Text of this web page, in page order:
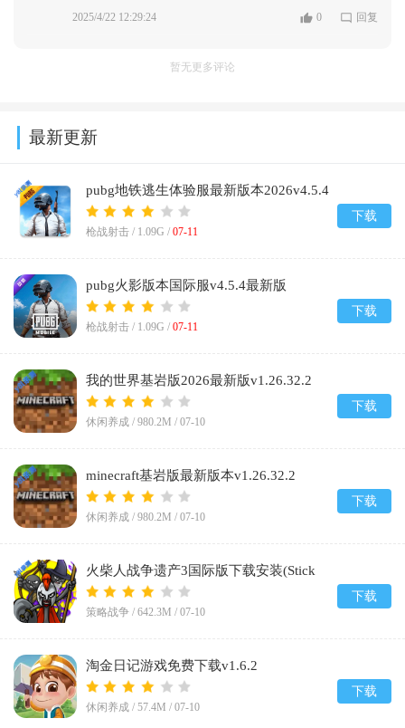
2025/4/22 12:29:24 0 回复
暂无更多评论
最新更新
pubg地铁逃生体验服最新版本2026v4.5.4
枪战射击 / 1.09G / 07-11
下载
pubg火影版本国际服v4.5.4最新版
枪战射击 / 1.09G / 07-11
下载
我的世界基岩版2026最新版v1.26.32.2
休闲养成 / 980.2M / 07-10
下载
minecraft基岩版最新版本v1.26.32.2
休闲养成 / 980.2M / 07-10
下载
火柴人战争遗产3国际版下载安装(Stick
War: Saga)v2026.5.5104
策略战争 / 642.3M / 07-10
下载
淘金日记游戏免费下载v1.6.2
休闲养成 / 57.4M / 07-10
下载